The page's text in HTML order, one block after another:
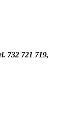
732 721 719,